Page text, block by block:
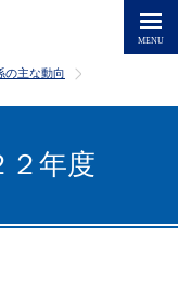
の主な動向
２年度